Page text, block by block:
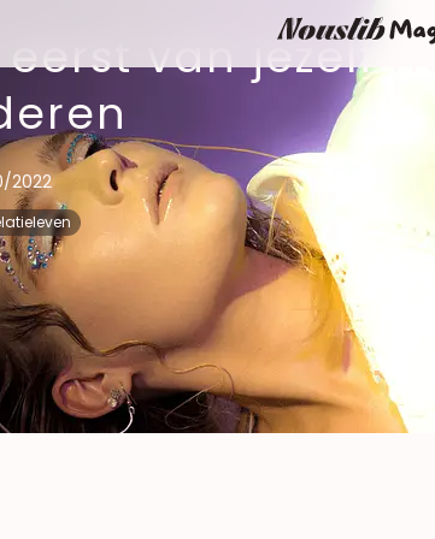
Diversiteit, cultuur &
Feminisme
Seksueel welzijn & intieme
Seksueel welzijn
Mannelijke seksualiteit
eerst van jezelf
2022